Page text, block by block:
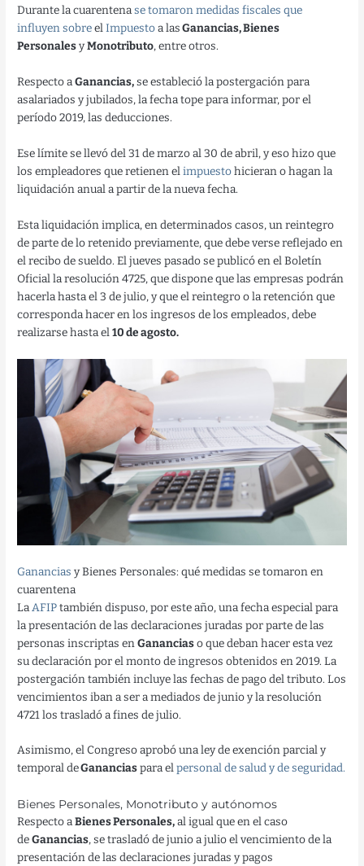
Durante la cuarentenase tomaron medidas fiscales que
influyen sobreelImpuestoa lasGanancias, Bienes
PersonalesyMonotributo, entre otros.
Respecto aGanancias,se estableció la postergación para
asalariados y jubilados, la fecha tope para informar, por el
período 2019, las deducciones.
Ese límite se llevó del 31 de marzo al 30 de abril, y eso hizo que
los empleadores que retienen elimpuestohicieran o hagan la
liquidación anual a partir de la nueva fecha.
Esta liquidación implica, en determinados casos, un reintegro
de parte de lo retenido previamente, que debe verse reflejado en
el recibo de sueldo. El jueves pasado se publicó en el Boletín
Oficial la resolución 4725, que dispone que las empresas podrán
hacerla hasta el 3 de julio, y que el reintegro o la retención que
corresponda hacer en los ingresos de los empleados, debe
realizarse hasta el10 de agosto.
Ganancias y Bienes Personales: qué medidas se tomaron en
cuarentena
LaAFIPtambién dispuso, por este año, una fecha especial para
la presentación de las declaraciones juradas por parte de las
personas inscriptas enGananciaso que deban hacer esta vez
su declaración por el monto de ingresos obtenidos en 2019. La
postergación también incluye las fechas de pago del tributo. Los
vencimientos iban a ser a mediados de junio y la resolución
4721 los trasladó a fines de julio.
Asimismo, el Congreso aprobó una ley de exención parcial y
temporal deGananciaspara elpersonal de salud y de seguridad.
Bienes Personales, Monotributo y autónomos
Respecto aBienes Personales,al igual que en el caso
deGanancias, se trasladó de junio a julio el vencimiento de la
presentación de las declaraciones juradas y pagos